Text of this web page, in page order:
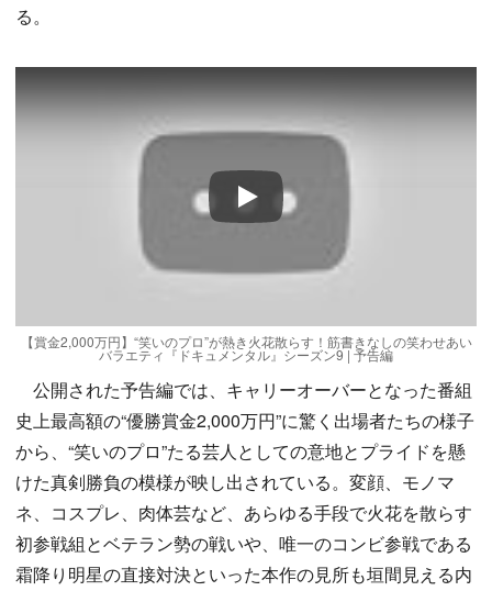
る。
Play
【賞金2,000万円】“笑いのプロ”が熱き火花散らす！筋書きなしの笑わせあい
バラエティ『ドキュメンタル』シーズン9 | 予告編
公開された予告編では、キャリーオーバーとなった番組
史上最高額の“優勝賞金2,000万円”に驚く出場者たちの様子
から、“笑いのプロ”たる芸人としての意地とプライドを懸
けた真剣勝負の模様が映し出されている。変顔、モノマ
ネ、コスプレ、肉体芸など、あらゆる手段で火花を散らす
初参戦組とベテラン勢の戦いや、唯一のコンビ参戦である
霜降り明星の直接対決といった本作の見所も垣間見える内